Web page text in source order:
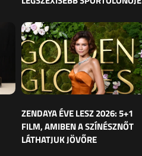
ZENDAYA ÉVE LESZ 2026: 5+1
FILM, AMIBEN A SZÍNÉSZNŐT
LÁTHATJUK JÖVŐRE